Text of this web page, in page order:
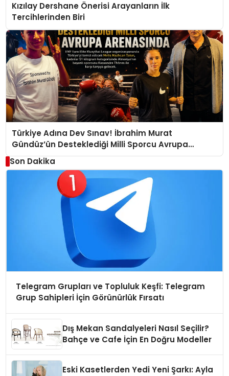
Kızılay Dershane Önerisi Arayanların İlk
Tercihlerinden Biri
Türkiye Adına Dev Sınav! İbrahim Murat
Gündüz’ün Desteklediği Milli Sporcu Avrupa
Arenasında
Son Dakika
Telegram Grupları ve Topluluk Keşfi: Telegram
Grup Sahipleri İçin Görünürlük Fırsatı
Dış Mekan Sandalyeleri Nasıl Seçilir?
Bahçe ve Cafe İçin En Doğru Modeller
Eski Kasetlerden Yedi Yeni Şarkı: Ayla